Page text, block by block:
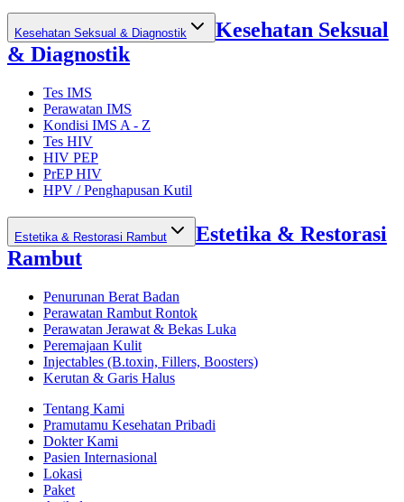
Kesehatan Seksual & Diagnostik
Kesehatan Seksual
& Diagnostik
Tes IMS
Perawatan IMS
Kondisi IMS A - Z
Tes HIV
HIV PEP
PrEP HIV
HPV / Penghapusan Kutil
Estetika & Restorasi Rambut
Estetika & Restorasi
Rambut
Penurunan Berat Badan
Perawatan Rambut Rontok
Perawatan Jerawat & Bekas Luka
Peremajaan Kulit
Injectables (B.toxin, Fillers, Boosters)
Kerutan & Garis Halus
Tentang Kami
Pramutamu Kesehatan Pribadi
Dokter Kami
Pasien Internasional
Lokasi
Paket